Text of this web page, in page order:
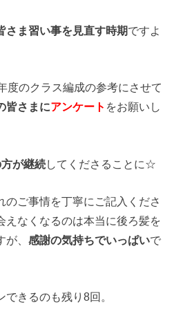
さま習い事を見直す時期ですよ
度のクラス編成の参考にさせて
皆さまにアンケート をお願いし
が継続してくださることに☆
のご事情を丁寧にご記入くださ
えなくなるのは本当に後ろ髪を
が、感謝の気持ちでいっぱいで
きるのも残り8回。